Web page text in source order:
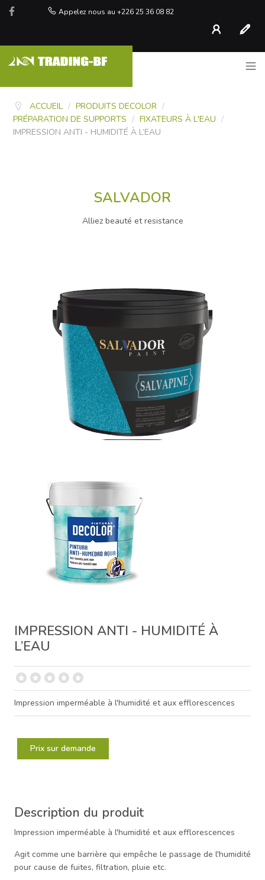
Appelez nous au +226 25 36 08 82
Compte
ACCUEIL / PRODUITS DECOLOR /
PRÉPARATION DE SUPPORTS / FIXATEURS À L'EAU /
IMPRESSION ANTI - HUMIDITÉ À L’EAU
SALVADOR
Alliez beauté et resistance
IMPRESSION ANTI - HUMIDITÉ À
L’EAU
Impression imperméable à l'humidité et aux efflorescences
Prix sur demande
Description du produit
Impression imperméable à l'humidité et aux efflorescences
Agit comme une barrière qui empêche le passage de l'humidité
pour cause de fuites, filtration, pluie etc.